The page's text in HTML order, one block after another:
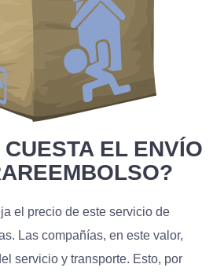
EL ENVÍO
el precio de este servicio de
Las compañías, en este valor,
servicio y transporte. Esto, por